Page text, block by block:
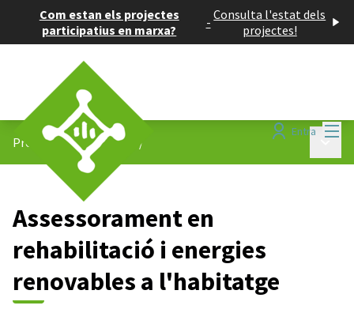
Com estan els projectes
participatius en marxa?
- Consulta l'estat dels
projectes!
Entra
Projectes participatius /
Assessorament en
rehabilitació i energies
renovables a l'habitatge